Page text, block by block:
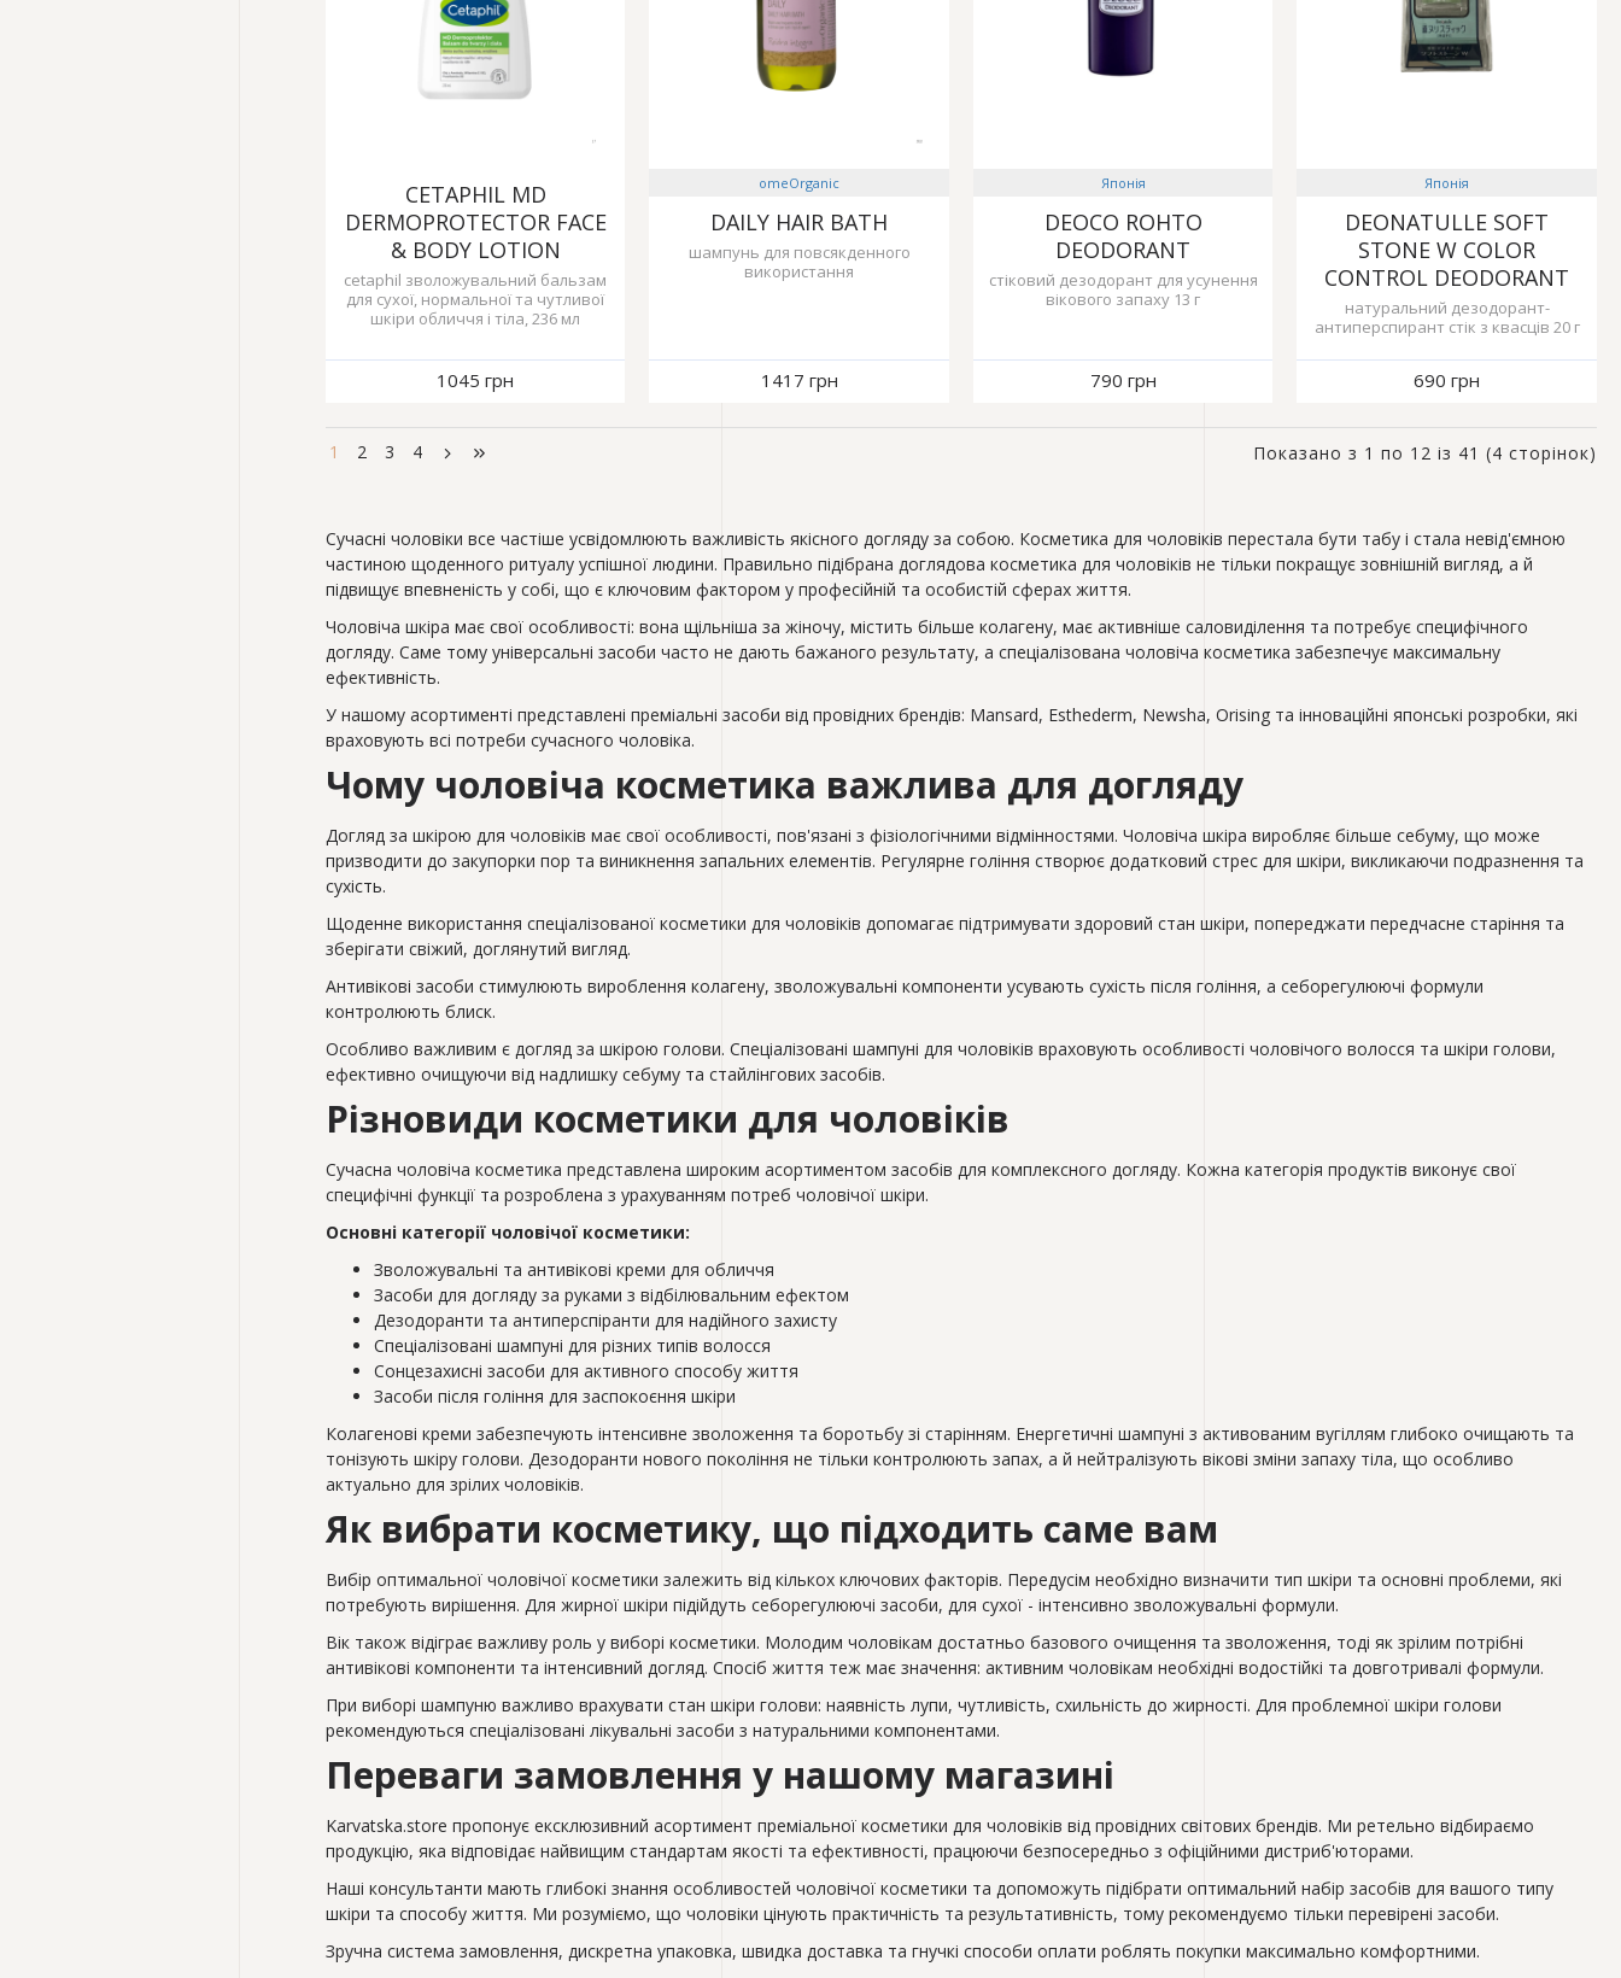
Сучасні чоловіки все частіше усвідомлюють важливість якісного догляду за собою. Косметика для чоловіків перестала бути табу і стала невід'ємною
частиною щоденного ритуалу успішної людини. Правильно підібрана доглядова косметика для чоловіків не тільки покращує зовнішній вигляд, а й
підвищує впевненість у собі, що є ключовим фактором у професійній та особистій сферах життя.
Чоловіча шкіра має свої особливості: вона щільніша за жіночу, містить більше колагену, має активніше саловиділення та потребує специфічного
догляду. Саме тому універсальні засоби часто не дають бажаного результату, а спеціалізована чоловіча косметика забезпечує максимальну
ефективність.
У нашому асортименті представлені преміальні засоби від провідних брендів: Mansard, Esthederm, Newsha, Orising та інноваційні японські розробки, які
враховують всі потреби сучасного чоловіка.
Чому чоловіча косметика важлива для догляду
Догляд за шкірою для чоловіків має свої особливості, пов'язані з фізіологічними відмінностями. Чоловіча шкіра виробляє більше себуму, що може
призводити до закупорки пор та виникнення запальних елементів. Регулярне гоління створює додатковий стрес для шкіри, викликаючи подразнення та
сухість.
Щоденне використання спеціалізованої косметики для чоловіків допомагає підтримувати здоровий стан шкіри, попереджати передчасне старіння та
зберігати свіжий, доглянутий вигляд.
Антивікові засоби стимулюють вироблення колагену, зволожувальні компоненти усувають сухість після гоління, а себорегулюючі формули
контролюють блиск.
Особливо важливим є догляд за шкірою голови. Спеціалізовані шампуні для чоловіків враховують особливості чоловічого волосся та шкіри голови,
ефективно очищуючи від надлишку себуму та стайлінгових засобів.
Різновиди косметики для чоловіків
Сучасна чоловіча косметика представлена широким асортиментом засобів для комплексного догляду. Кожна категорія продуктів виконує свої
специфічні функції та розроблена з урахуванням потреб чоловічої шкіри.
Основні категорії чоловічої косметики:
Зволожувальні та антивікові креми для обличчя
Засоби для догляду за руками з відбілювальним ефектом
Дезодоранти та антиперспіранти для надійного захисту
Спеціалізовані шампуні для різних типів волосся
Сонцезахисні засоби для активного способу життя
Засоби після гоління для заспокоєння шкіри
Колагенові креми забезпечують інтенсивне зволоження та боротьбу зі старінням. Енергетичні шампуні з активованим вугіллям глибоко очищають та
тонізують шкіру голови. Дезодоранти нового покоління не тільки контролюють запах, а й нейтралізують вікові зміни запаху тіла, що особливо
актуально для зрілих чоловіків.
Як вибрати косметику, що підходить саме вам
Вибір оптимальної чоловічої косметики залежить від кількох ключових факторів. Передусім необхідно визначити тип шкіри та основні проблеми, які
потребують вирішення. Для жирної шкіри підійдуть себорегулюючі засоби, для сухої - інтенсивно зволожувальні формули.
Вік також відіграє важливу роль у виборі косметики. Молодим чоловікам достатньо базового очищення та зволоження, тоді як зрілим потрібні
антивікові компоненти та інтенсивний догляд. Спосіб життя теж має значення: активним чоловікам необхідні водостійкі та довготривалі формули.
При виборі шампуню важливо врахувати стан шкіри голови: наявність лупи, чутливість, схильність до жирності. Для проблемної шкіри голови
рекомендуються спеціалізовані лікувальні засоби з натуральними компонентами.
Переваги замовлення у нашому магазині
Karvatska.store пропонує ексклюзивний асортимент преміальної косметики для чоловіків від провідних світових брендів. Ми ретельно відбираємо
продукцію, яка відповідає найвищим стандартам якості та ефективності, працюючи безпосередньо з офіційними дистриб'юторами.
Наші консультанти мають глибокі знання особливостей чоловічої косметики та допоможуть підібрати оптимальний набір засобів для вашого типу
шкіри та способу життя. Ми розуміємо, що чоловіки цінують практичність та результативність, тому рекомендуємо тільки перевірені засоби.
Зручна система замовлення, дискретна упаковка, швидка доставка та гнучкі способи оплати роблять покупки максимально комфортними.
CETAPHIL MD
DERMOPROTECTOR FACE
& BODY LOTION
cetaphil зволожувальний бальзам
для сухої, нормальної та чутливої
шкіри обличчя і тіла, 236 мл
1045 грн
omeOrganic
DAILY HAIR BATH
шампунь для повсякденного
використання
1417 грн
Японія
DEOCO ROHTO
DEODORANT
стіковий дезодорант для усунення
вікового запаху 13 г
790 грн
Японія
DEONATULLE SOFT
STONE W COLOR
CONTROL DEODORANT
натуральний дезодорант-
антиперспирант стік з квасців 20 г
690 грн
1 2 3 4 Показано з 1 по 12 із 41 (4 сторінок)